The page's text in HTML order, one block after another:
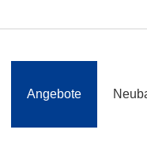
Angebote